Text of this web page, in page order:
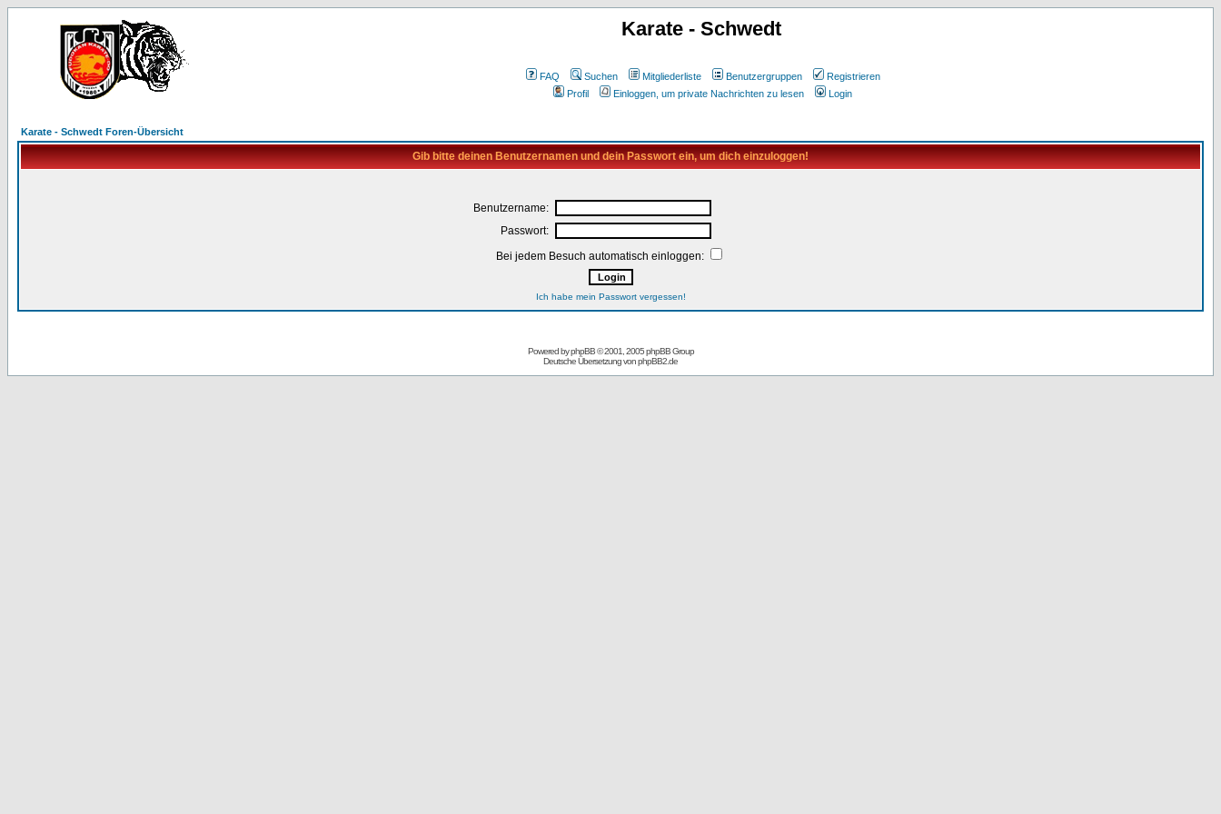
Karate - Schwedt
FAQ Suchen Mitgliederliste Benutzergruppen
Registrieren
Profil
Einloggen, um private Nachrichten zu lesen Login
Karate - Schwedt Foren-Übersicht
Gib bitte deinen Benutzernamen und dein Passwort ein, um dich einzuloggen!
Benutzername:
Passwort:
Bei jedem Besuch automatisch einloggen:
Ich habe mein Passwort vergessen!
Powered byphpBB© 2001, 2005 phpBB Group
Deutsche Übersetzung vonphpBB2.de